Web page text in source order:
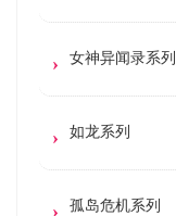
女神异闻录系列
如龙系列
孤岛危机系列